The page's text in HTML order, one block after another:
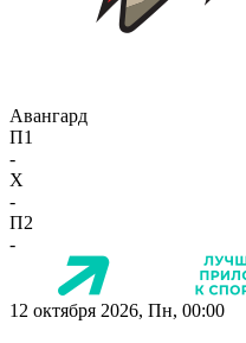
Авангард
П1
-
X
-
П2
-
12 октября 2026, Пн, 00:00